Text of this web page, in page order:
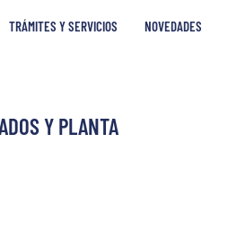
TRÁMITES Y SERVICIOS NOVEDADES
Y PLANTA